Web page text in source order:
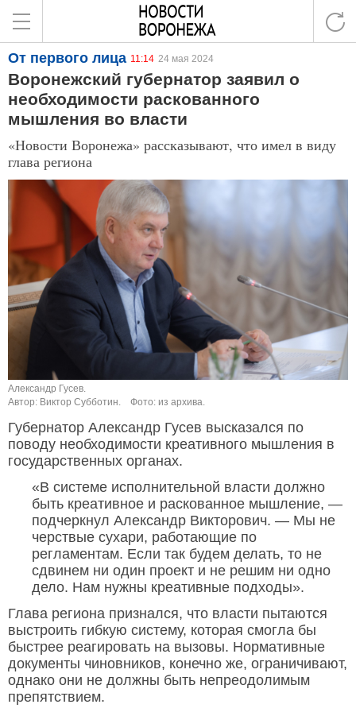
От первого лица 11:14 24 мая 2024
Воронежский губернатор заявил о
необходимости раскованного
мышления во власти
«Новости Воронежа» рассказывают, что имел в виду
глава региона
Александр Гусев.
Автор: Виктор Субботин.
Фото: из архива.
Губернатор Александр Гусев высказался по
поводу необходимости креативного мышления в
государственных органах.
«В системе исполнительной власти должно
быть креативное и раскованное мышление, —
подчеркнул Александр Викторович. — Мы не
черствые сухари, работающие по
регламентам. Если так будем делать, то не
сдвинем ни один проект и не решим ни одно
дело. Нам нужны креативные подходы».
Глава региона признался, что власти пытаются
выстроить гибкую систему, которая смогла бы
быстрее реагировать на вызовы. Нормативные
документы чиновников, конечно же, ограничивают,
однако они не должны быть непреодолимым
препятствием.